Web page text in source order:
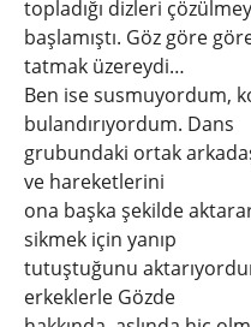
topladığı dizleri
başlamıştı. Göz göre
tatmak üzereydi…
Ben ise susmuyordum,
bulandırıyordum. Dans
grubundaki ortak
ve hareketlerini
ona başka şekilde
sikmek için yanıp
tutuştuğunu
erkeklerle Gözde